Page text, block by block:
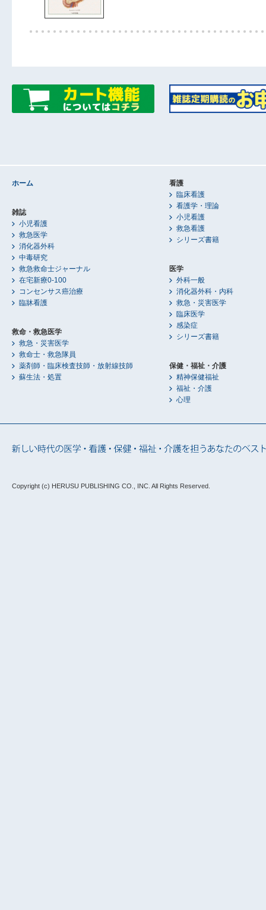
ホーム
雑誌
小児看護
救急医学
消化器外科
中毒研究
救急救命士ジャーナル
在宅新療0-100
コンセンサス癌治療
臨牀看護
救命・救急医学
救急・災害医学
救命士・救急隊員
薬剤師・臨床検査技師・放射線技師
蘇生法・処置
看護
臨床看護
看護学・理論
小児看護
救急看護
シリーズ書籍
医学
外科一般
消化器外科・内科
救急・災害医学
臨床医学
感染症
シリーズ書籍
保健・福祉・介護
精神保健福祉
福祉・介護
心理
Copyright (c) HERUSU PUBLISHING CO., INC. All Rights Reserved.